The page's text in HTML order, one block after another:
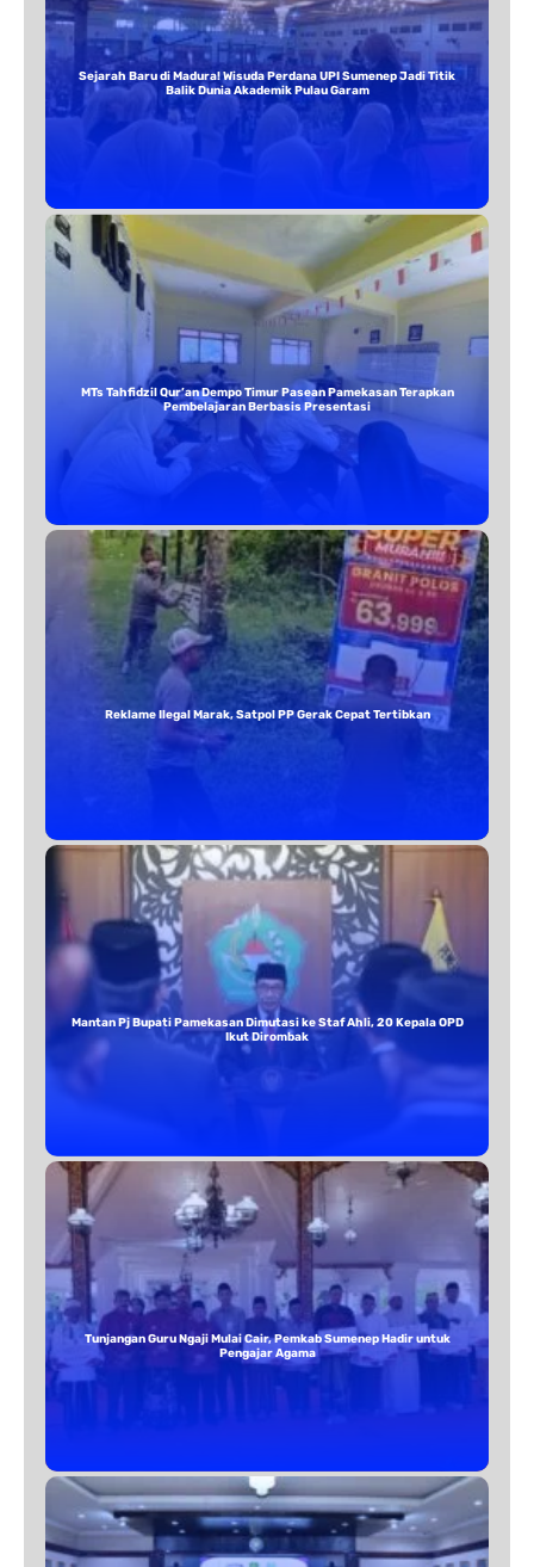
Sejarah Baru di Madura! Wisuda Perdana UPI Sumenep Jadi Titik
Balik Dunia Akademik Pulau Garam
MTs Tahfidzil Qur’an Dempo Timur Pasean Pamekasan Terapkan
Pembelajaran Berbasis Presentasi
Reklame Ilegal Marak, Satpol PP Gerak Cepat Tertibkan
Mantan Pj Bupati Pamekasan Dimutasi ke Staf Ahli, 20 Kepala OPD
Ikut Dirombak
Tunjangan Guru Ngaji Mulai Cair, Pemkab Sumenep Hadir untuk
Pengajar Agama